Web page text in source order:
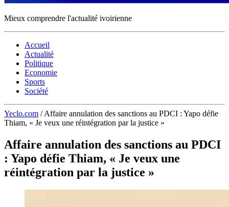
Mieux comprendre l'actualité ivoirienne
Accueil
Actualité
Politique
Economie
Sports
Société
Yeclo.com / Affaire annulation des sanctions au PDCI : Yapo défie
Thiam, « Je veux une réintégration par la justice »
Affaire annulation des sanctions au PDCI
: Yapo défie Thiam, « Je veux une
réintégration par la justice »